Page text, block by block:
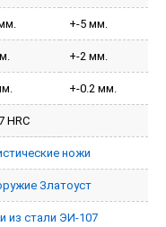
+-5 мм.
+-2 мм.
+-0.2 мм.
HRC
ножи
Златоуст
из стали ЭИ-107